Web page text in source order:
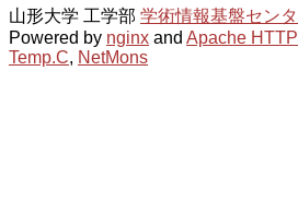
山形大学 工学部 学術情報基盤セン
Powered by nginx and Apache
Temp.C, NetMons